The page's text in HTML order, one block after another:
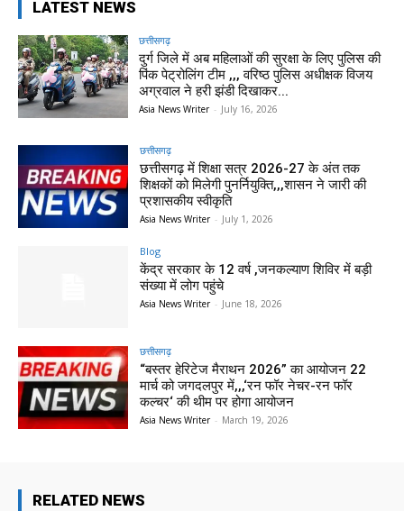
LATEST NEWS
छत्तीसगढ़
दुर्ग जिले में अब महिलाओं की सुरक्षा के लिए पुलिस की
पिंक पेट्रोलिंग टीम ,,, वरिष्ठ पुलिस अधीक्षक विजय
अग्रवाल ने हरी झंडी दिखाकर...
Asia News Writer - July 16, 2026
छत्तीसगढ़
छत्तीसगढ़ में शिक्षा सत्र 2026-27 के अंत तक
शिक्षकों को मिलेगी पुनर्नियुक्ति,,,शासन ने जारी की
प्रशासकीय स्वीकृति
Asia News Writer - July 1, 2026
Blog
केंद्र सरकार के 12 वर्ष ,जनकल्याण शिविर में बड़ी
संख्या में लोग पहुंचे
Asia News Writer - June 18, 2026
छत्तीसगढ़
“बस्तर हेरिटेज मैराथन 2026” का आयोजन 22
मार्च को जगदलपुर में,,,‘रन फॉर नेचर-रन फॉर
कल्चर‘ की थीम पर होगा आयोजन
Asia News Writer - March 19, 2026
RELATED NEWS